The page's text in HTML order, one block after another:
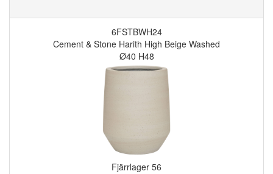
6FSTBWH24
Cement & Stone Harith High Beige Washed
Ø40 H48
Fjärrlager 56